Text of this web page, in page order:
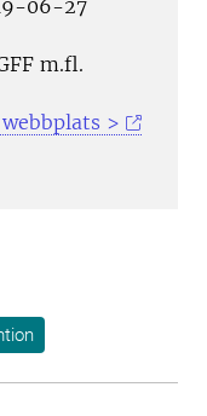
06-27
m.fl.
webbplats >